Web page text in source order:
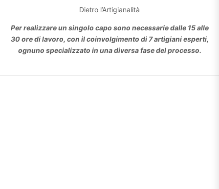
Dietro l’Artigianalità
Per realizzare un singolo capo sono necessarie dalle 15 alle
30 ore di lavoro, con il coinvolgimento di 7 artigiani esperti,
ognuno specializzato in una diversa fase del processo.